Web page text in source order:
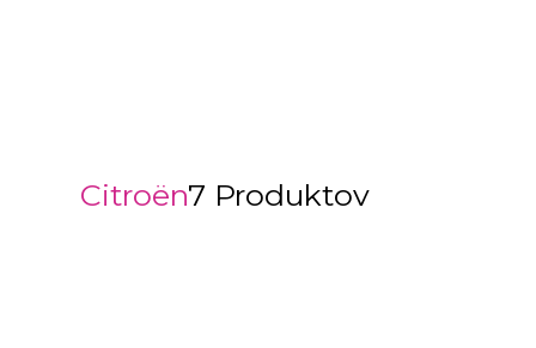
Citroën7 Produktov